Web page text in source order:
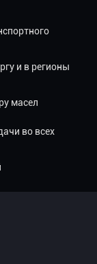
и в регионы
масел
во всех